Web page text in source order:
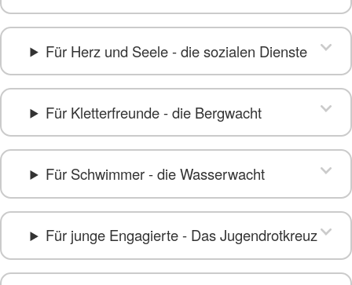
Für Herz und Seele - die sozialen Dienste
Für Kletterfreunde - die Bergwacht
Für Schwimmer - die Wasserwacht
Für junge Engagierte - Das Jugendrotkreuz